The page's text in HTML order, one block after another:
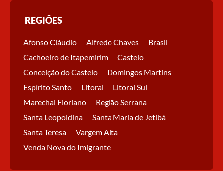
REGIÕES
Afonso Cláudio Alfredo Chaves
Brasil
Cachoeiro de Itapemirim
Castelo
Conceição do Castelo
Domingos Martins
Espírito Santo
Litoral
Litoral Sul
Marechal Floriano
Região Serrana
Santa Leopoldina
Santa Maria de Jetibá
Santa Teresa
Vargem Alta
Venda Nova do Imigrante